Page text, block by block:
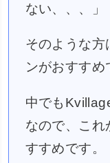
ない、、、」
そのような方
ンがおすすめ
中でも
なので、これ
すすめです。